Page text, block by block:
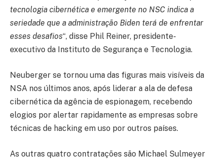
tecnologia cibernética e emergente no NSC indica a
seriedade que a administração Biden terá de enfrentar
esses desafios“, disse Phil Reiner, presidente-
executivo da Instituto de Segurança e Tecnologia.
Neuberger se tornou uma das figuras mais visíveis da
NSA nos últimos anos, após liderar a ala de defesa
cibernética da agência de espionagem, recebendo
elogios por alertar rapidamente as empresas sobre
técnicas de hacking em uso por outros países.
As outras quatro contratações são Michael Sulmeyer